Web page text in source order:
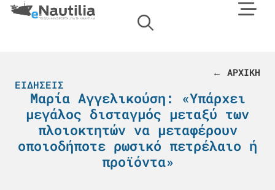
← ΑΡΧΙΚΗ
ΕΙΔΉΣΕΙΣ
Μαρία Αγγελικούση: «Υπάρχει
μεγάλος δισταγμός μεταξύ των
πλοιοκτητών να μεταφέρουν
οποιοδήποτε ρωσικό πετρέλαιο ή
προϊόντα»